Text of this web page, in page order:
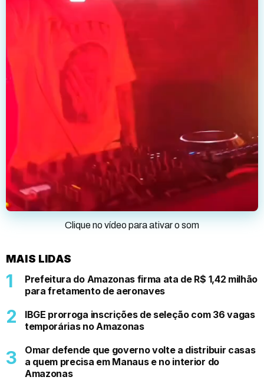
Clique no vídeo para ativar o som
MAIS LIDAS
Prefeitura do Amazonas firma ata de R$ 1,42 milhão
para fretamento de aeronaves
IBGE prorroga inscrições de seleção com 36 vagas
temporárias no Amazonas
Omar defende que governo volte a distribuir casas
a quem precisa em Manaus e no interior do
Amazonas